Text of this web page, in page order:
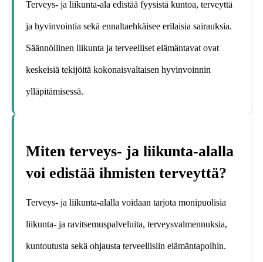
Terveys- ja liikunta-ala edistää fyysistä kuntoa, terveyttä
ja hyvinvointia sekä ennaltaehkäisee erilaisia sairauksia.
Säännöllinen liikunta ja terveelliset elämäntavat ovat
keskeisiä tekijöitä kokonaisvaltaisen hyvinvoinnin
ylläpitämisessä.
Miten terveys- ja liikunta-alalla
voi edistää ihmisten terveyttä?
Terveys- ja liikunta-alalla voidaan tarjota monipuolisia
liikunta- ja ravitsemuspalveluita, terveysvalmennuksia,
kuntoutusta sekä ohjausta terveellisiin elämäntapoihin.